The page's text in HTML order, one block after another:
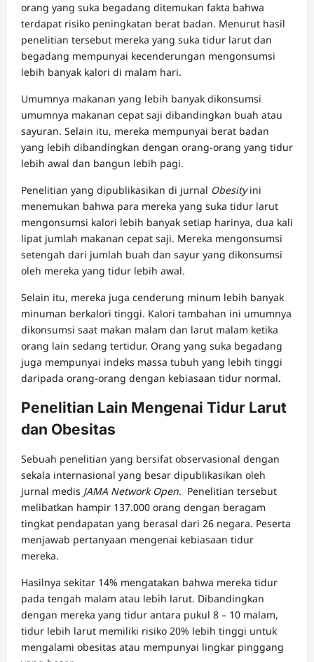
orang yang suka begadang ditemukan fakta bahwa
terdapat risiko peningkatan berat badan. Menurut hasil
penelitian tersebut mereka yang suka tidur larut dan
begadang mempunyai kecenderungan mengonsumsi
lebih banyak kalori di malam hari.
Umumnya makanan yang lebih banyak dikonsumsi
umumnya makanan cepat saji dibandingkan buah atau
sayuran. Selain itu, mereka mempunyai berat badan
yang lebih dibandingkan dengan orang-orang yang tidur
lebih awal dan bangun lebih pagi.
Penelitian yang dipublikasikan di jurnal Obesityini
menemukan bahwa para mereka yang suka tidur larut
mengonsumsi kalori lebih banyak setiap harinya, dua kali
lipat jumlah makanan cepat saji. Mereka mengonsumsi
setengah dari jumlah buah dan sayur yang dikonsumsi
oleh mereka yang tidur lebih awal.
Selain itu, mereka juga cenderung minum lebih banyak
minuman berkalori tinggi. Kalori tambahan ini umumnya
dikonsumsi saat makan malam dan larut malam ketika
orang lain sedang tertidur. Orang yang suka begadang
juga mempunyai indeks massa tubuh yang lebih tinggi
daripada orang-orang dengan kebiasaan tidur normal.
Penelitian Lain Mengenai Tidur Larut
dan Obesitas
Sebuah penelitian yang bersifat observasional dengan
sekala internasional yang besar dipublikasikan oleh
jurnal medis JAMA Network Open. Penelitian tersebut
melibatkan hampir 137.000 orang dengan beragam
tingkat pendapatan yang berasal dari 26 negara. Peserta
menjawab pertanyaan mengenai kebiasaan tidur
mereka.
Hasilnya sekitar 14% mengatakan bahwa mereka tidur
pada tengah malam atau lebih larut. Dibandingkan
dengan mereka yang tidur antara pukul 8 – 10 malam,
tidur lebih larut memiliki risiko 20% lebih tinggi untuk
mengalami obesitas atau mempunyai lingkar pinggang